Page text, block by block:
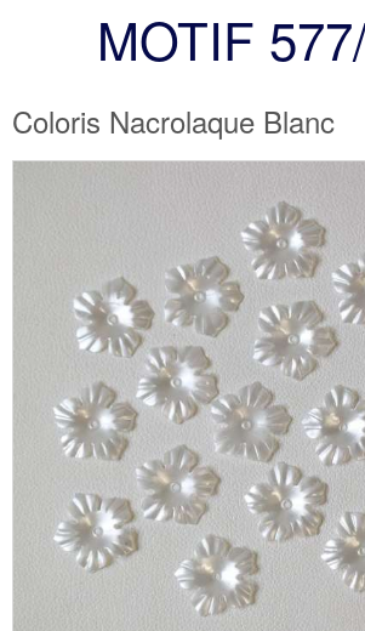
MOTIF
Coloris Nacrolaque Blanc